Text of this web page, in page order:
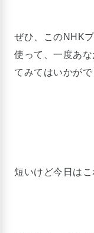
ぜひ、このNHK
使って、一度あ
てみてはいかがで
短いけど今日はこ